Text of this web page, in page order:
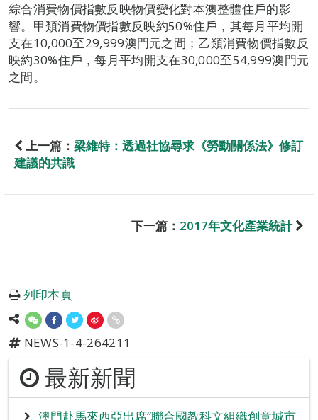
綜合消費物價指數反映物價變化對本澳整體住戶的影
響。甲類消費物價指數反映約50%住戶，其每月平均開
支在10,000至29,999澳門元之間；乙類消費物價指數反
映約30%住戶，每月平均開支在30,000至54,999澳門元
之間。
上一篇： 梁維特：透過社協尋求《勞動關係法》修訂
建議的共識
下一篇： 2017年文化產業統計
列印本頁
NEWS-1-4-264211
最新新聞
澳門赴馬來西亞出席“聯合國教科文組織創意城市